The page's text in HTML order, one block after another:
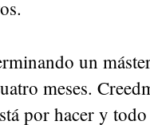
un
meses.
por hacer y